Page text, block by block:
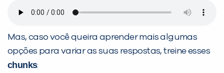
Mas, caso você queira aprender mais algumas
opções para variar as suas respostas, treine esses
chunks:
VOLTAR